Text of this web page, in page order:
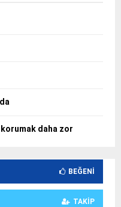
korumak daha zor
BEĞENI
TAKIP